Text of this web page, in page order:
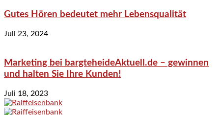
Gutes Hören bedeutet mehr Lebensqualität
Juli 23, 2024
Marketing bei bargteheideAktuell.de – gewinnen
und halten Sie Ihre Kunden!
Juli 18, 2023